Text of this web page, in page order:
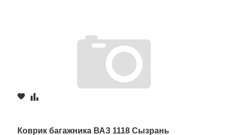
Коврик багажника ВАЗ 1118 Сызрань